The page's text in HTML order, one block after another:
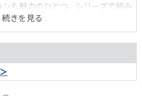
も魅力のひとつ。シリーズで組み
やかなテーブルコーディネートを